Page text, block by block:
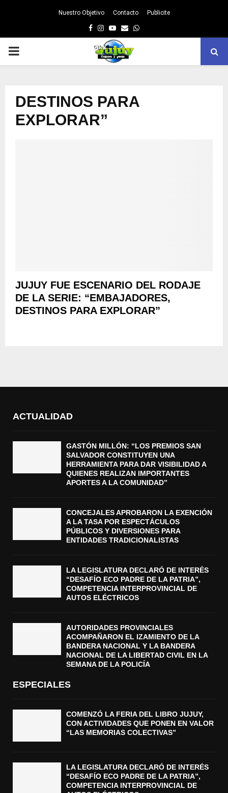
Nuestro Objetivo Contacto Publicite
Facebook
Instagram
Youtube
EmailWhatsapp
PRIMARY
DESTINOS PARA
EXPLORAR”
JUJUY FUE ESCENARIO DEL RODAJE
DE LA SERIE: “EMBAJADORES,
DESTINOS PARA EXPLORAR”
ACTUALIDAD
GASTÓN MILLÓN: “LOS PREMIOS SAN
SALVADOR CONSTITUYEN UNA
HERRAMIENTA PARA DAR VISIBILIDAD A
QUIENES REALIZAN IMPORTANTES
APORTES A LA COMUNIDAD”
CONCEJALES APROBARON LA EXENCIÓN
A LA TASA POR ESPECTÁCULOS
PÚBLICOS Y DIVERSIONES PARA
ENTIDADES TRADICIONALISTAS
LA LEGISLATURA DECLARÓ DE INTERÉS
“DESAFÍO ECO PADRE DE LA PATRIA”,
COMPETENCIA INTERPROVINCIAL DE
AUTOS ELÉCTRICOS
AUTORIDADES PROVINCIALES
ACOMPAÑARON EL IZAMIENTO DE LA
BANDERA NACIONAL Y LA BANDERA
NACIONAL DE LA LIBERTAD CIVIL EN LA
SEMANA DE LA POLICÍA
ESPECIALES
COMENZÓ LA FERIA DEL LIBRO JUJUY,
CON ACTIVIDADES QUE PONEN EN VALOR
“LAS MEMORIAS COLECTIVAS”
LA LEGISLATURA DECLARÓ DE INTERÉS
“DESAFÍO ECO PADRE DE LA PATRIA”,
COMPETENCIA INTERPROVINCIAL DE